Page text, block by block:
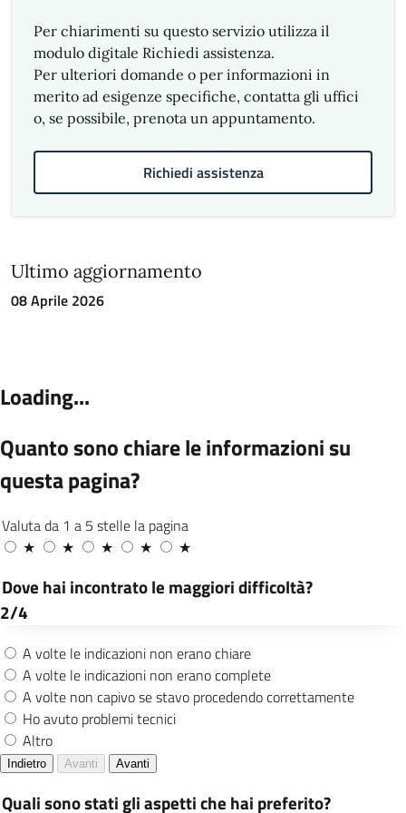
Ordinanze di pagamento di sanzioni
amministrative ex L. 689/1981 di competenza
della Sindaca delegate alla Polizia Locale.
Suggerimenti e Reclami
SegnalaCi
Diffusione e
comunicazione
servizi può essere richiesta all’Ufficio Polizia
Amministrativa e Comparto Rilascio Atti, Via
Per chiarimenti su questo servizio utilizza il
modulo digitale Richiedi assistenza.
Per ulteriori domande o per informazioni in
merito ad esigenze specifiche, contatta gli uffici
o, se possibile, prenota un appuntamento.
Richiedi assistenza
Ultimo aggiornamento
08 Aprile 2026